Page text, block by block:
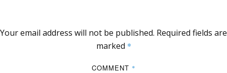
Your email address will not be published. Required fields are
marked *
COMMENT *